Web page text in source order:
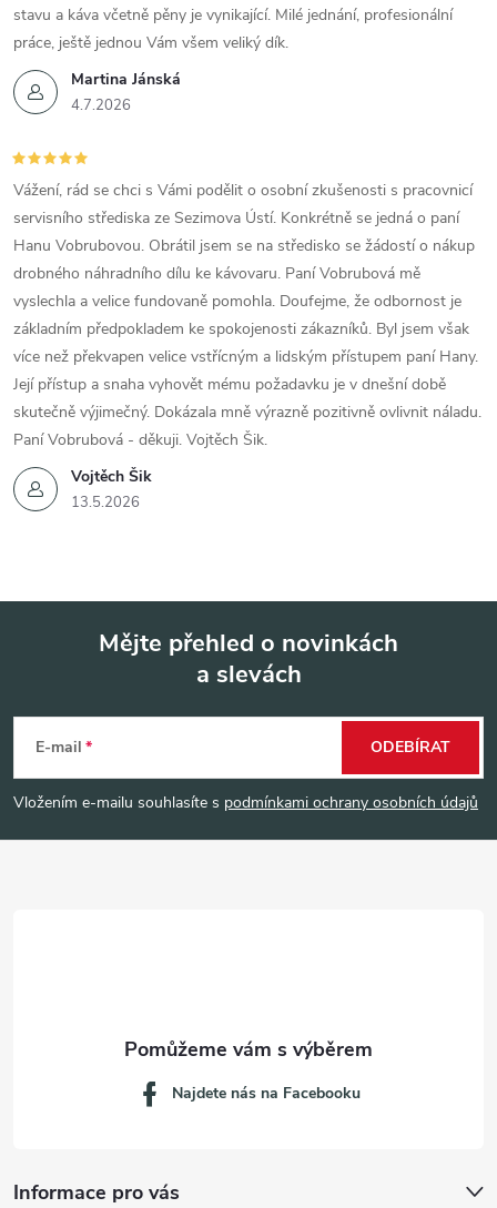
Martina Jánská
4.7.2026
stavu a káva včetně pěny je vynikající. Milé jednání, profesionální
práce, ještě jednou Vám všem veliký dík.
Vojtěch Šik
13.5.2026
Vážení, rád se chci s Vámi podělit o osobní zkušenosti s pracovnicí
servisního střediska ze Sezimova Ústí. Konkrétně se jedná o paní
Hanu Vobrubovou. Obrátil jsem se na středisko se žádostí o nákup
drobného náhradního dílu ke kávovaru. Paní Vobrubová mě
vyslechla a velice fundovaně pomohla. Doufejme, že odbornost je
základním předpokladem ke spokojenosti zákazníků. Byl jsem však
více než překvapen velice vstřícným a lidským přístupem paní Hany.
Její přístup a snaha vyhovět mému požadavku je v dnešní době
skutečně výjimečný. Dokázala mně výrazně pozitivně ovlivnit náladu.
Paní Vobrubová - děkuji. Vojtěch Šik.
p
Mějte přehled o novinkách
a slevách
E-mail
Vložením e-mailu souhlasíte s podmínkami ochrany osobních údajů
ODEBÍRAT
Informace pro vás
Najdete nás na Facebooku